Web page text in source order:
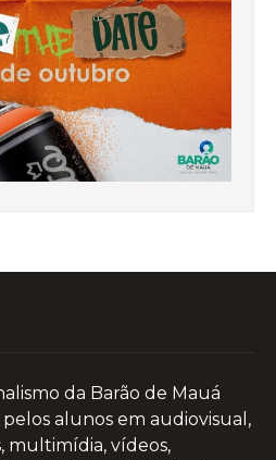
da Barão de Mauá
alunos em audiovisual,
multimídia, vídeos,